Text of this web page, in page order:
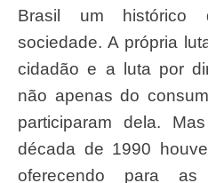
Brasil um
sociedade. A própria
cidadão e a luta por
não apenas do
participaram dela.
década de 1990
oferecendo para